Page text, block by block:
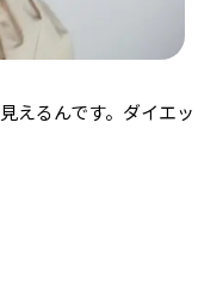
えるんです。ダイエ